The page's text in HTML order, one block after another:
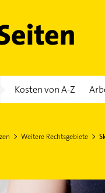
Kosten von A-Z
Weitere Rechtsgebiete